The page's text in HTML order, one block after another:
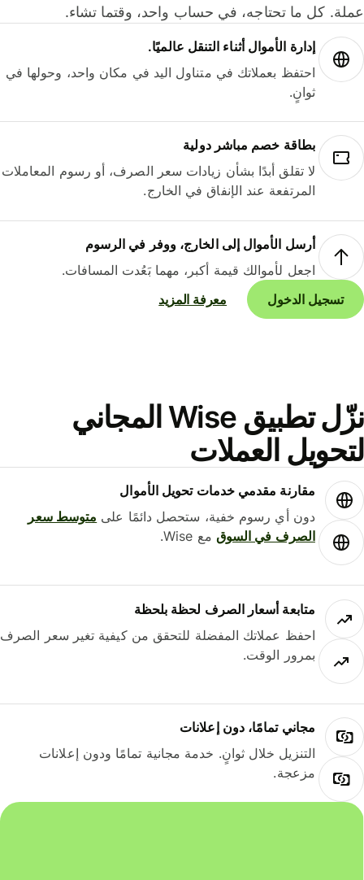
كل ما تحتاجه، في حساب واحد، وقتما تشاء.
إدارة الأموال أثناء التنقل عالميًا.
احتفظ بعملاتك في متناول اليد في مكان واحد، وحولها في
ثوانٍ.
بطاقة خصم مباشر دولية
لا تقلق أبدًا بشأن زيادات سعر الصرف، أو رسوم المعاملات
المرتفعة عند الإنفاق في الخارج.
أرسل الأموال إلى الخارج، ووفر في الرسوم
اجعل لأموالك قيمة أكبر، مهما بَعُدت المسافات.
تسجيل الدخول
معرفة المزيد
نزّل تطبيق Wise المجاني
العملات
مقارنة مقدمي خدمات تحويل الأموال
دون أي رسوم خفية، ستحصل دائمًا علىمتوسط ​​سعر
الصرف في السوقمع Wise.
متابعة أسعار الصرف لحظة بلحظة
احفظ عملاتك المفضلة للتحقق من كيفية تغير سعر الصرف
بمرور الوقت.
مجاني تمامًا، دون إعلانات
التنزيل خلال ثوانٍ. خدمة مجانية تمامًا ودون إعلانات
مزعجة.